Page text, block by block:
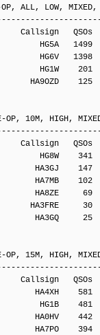
ALL, LOW, MIXED,
QSOs  Points
HG5A   1499
HG6V   1398
HG1W    201
HA9OZD    125
10M, HIGH,
QSOs  Points
HG8W    341
HA3GJ    147
HA7MB    102
HA8ZE     69
HA3FRE     30
HA3GQ     25
15M, HIGH,
QSOs  Points
HA4XH    581
HG1B    481
HA0HV    442
HA7PO    394